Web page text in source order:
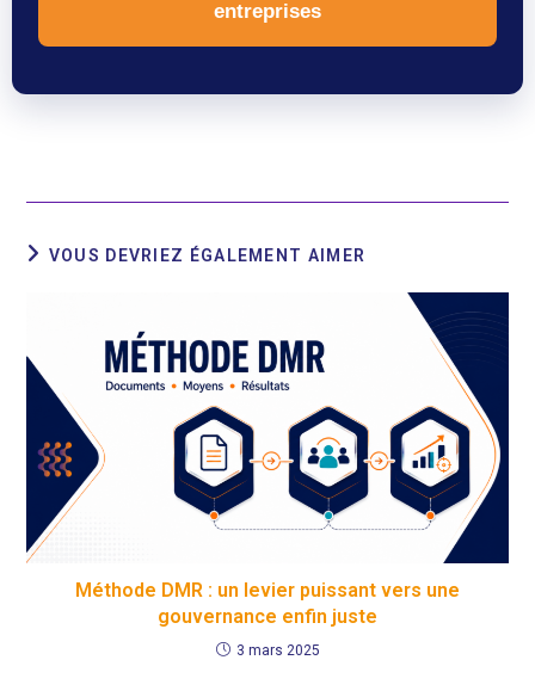
entreprises
VOUS DEVRIEZ ÉGALEMENT AIMER
Méthode DMR : un levier puissant vers une
gouvernance enfin juste
3 mars 2025